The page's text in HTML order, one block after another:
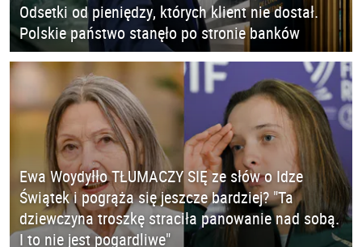
Odsetki od pieniędzy, których klient nie dostał.
Polskie państwo stanęło po stronie banków
Ewa Woydyłło TŁUMACZY SIĘ ze słów o Idze
Świątek i pogrąża się jeszcze bardziej? "Ta
dziewczyna troszkę straciła panowanie nad sobą.
I to nie jest pogardliwe"